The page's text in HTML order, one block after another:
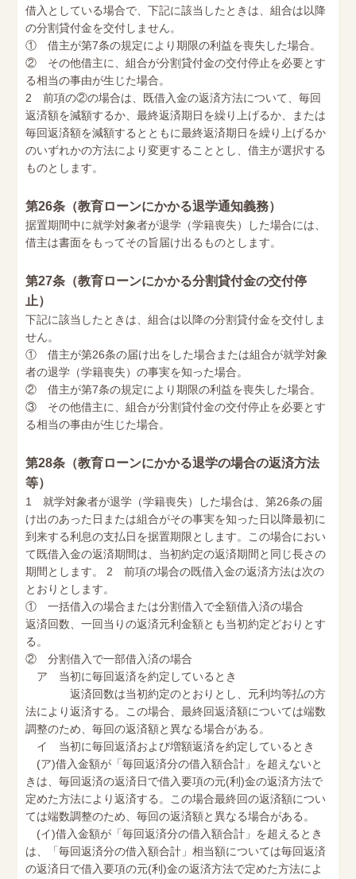
借入としている場合で、下記に該当したときは、組合は以降
の分割貸付金を交付しません。
① 借主が第7条の規定により期限の利益を喪失した場合。
② その他借主に、組合が分割貸付金の交付停止を必要とす
る相当の事由が生じた場合。
2 前項の②の場合は、既借入金の返済方法について、毎回
返済額を減額するか、最終返済期日を繰り上げるか、または
毎回返済額を減額するとともに最終返済期日を繰り上げるか
のいずれかの方法により変更することとし、借主が選択する
ものとします。
第26条（教育ローンにかかる退学通知義務）
据置期間中に就学対象者が退学（学籍喪失）した場合には、
借主は書面をもってその旨届け出るものとします。
第27条（教育ローンにかかる分割貸付金の交付停
止）
下記に該当したときは、組合は以降の分割貸付金を交付しま
せん。
① 借主が第26条の届け出をした場合または組合が就学対象
者の退学（学籍喪失）の事実を知った場合。
② 借主が第7条の規定により期限の利益を喪失した場合。
③ その他借主に、組合が分割貸付金の交付停止を必要とす
る相当の事由が生じた場合。
第28条（教育ローンにかかる退学の場合の返済方法
等）
1 就学対象者が退学（学籍喪失）した場合は、第26条の届
け出のあった日または組合がその事実を知った日以降最初に
到来する利息の支払日を据置期限とします。この場合におい
て既借入金の返済期間は、当初約定の返済期間と同じ長さの
期間とします。 2 前項の場合の既借入金の返済方法は次の
とおりとします。
① 一括借入の場合または分割借入で全額借入済の場合
返済回数、一回当りの返済元利金額とも当初約定どおりとす
る。
② 分割借入で一部借入済の場合
ア 当初に毎回返済を約定しているとき
返済回数は当初約定のとおりとし、元利均等払の方
法により返済する。この場合、最終回返済額については端数
調整のため、毎回の返済額と異なる場合がある。
イ 当初に毎回返済および増額返済を約定しているとき
(ア)借入金額が「毎回返済分の借入額合計」を超えないと
きは、毎回返済の返済日で借入要項の元(利)金の返済方法で
定めた方法により返済する。この場合最終回の返済額につい
ては端数調整のため、毎回の返済額と異なる場合がある。
(イ)借入金額が「毎回返済分の借入額合計」を超えるとき
は、「毎回返済分の借入額合計」相当額については毎回返済
の返済日で借入要項の元(利)金の返済方法で定めた方法によ